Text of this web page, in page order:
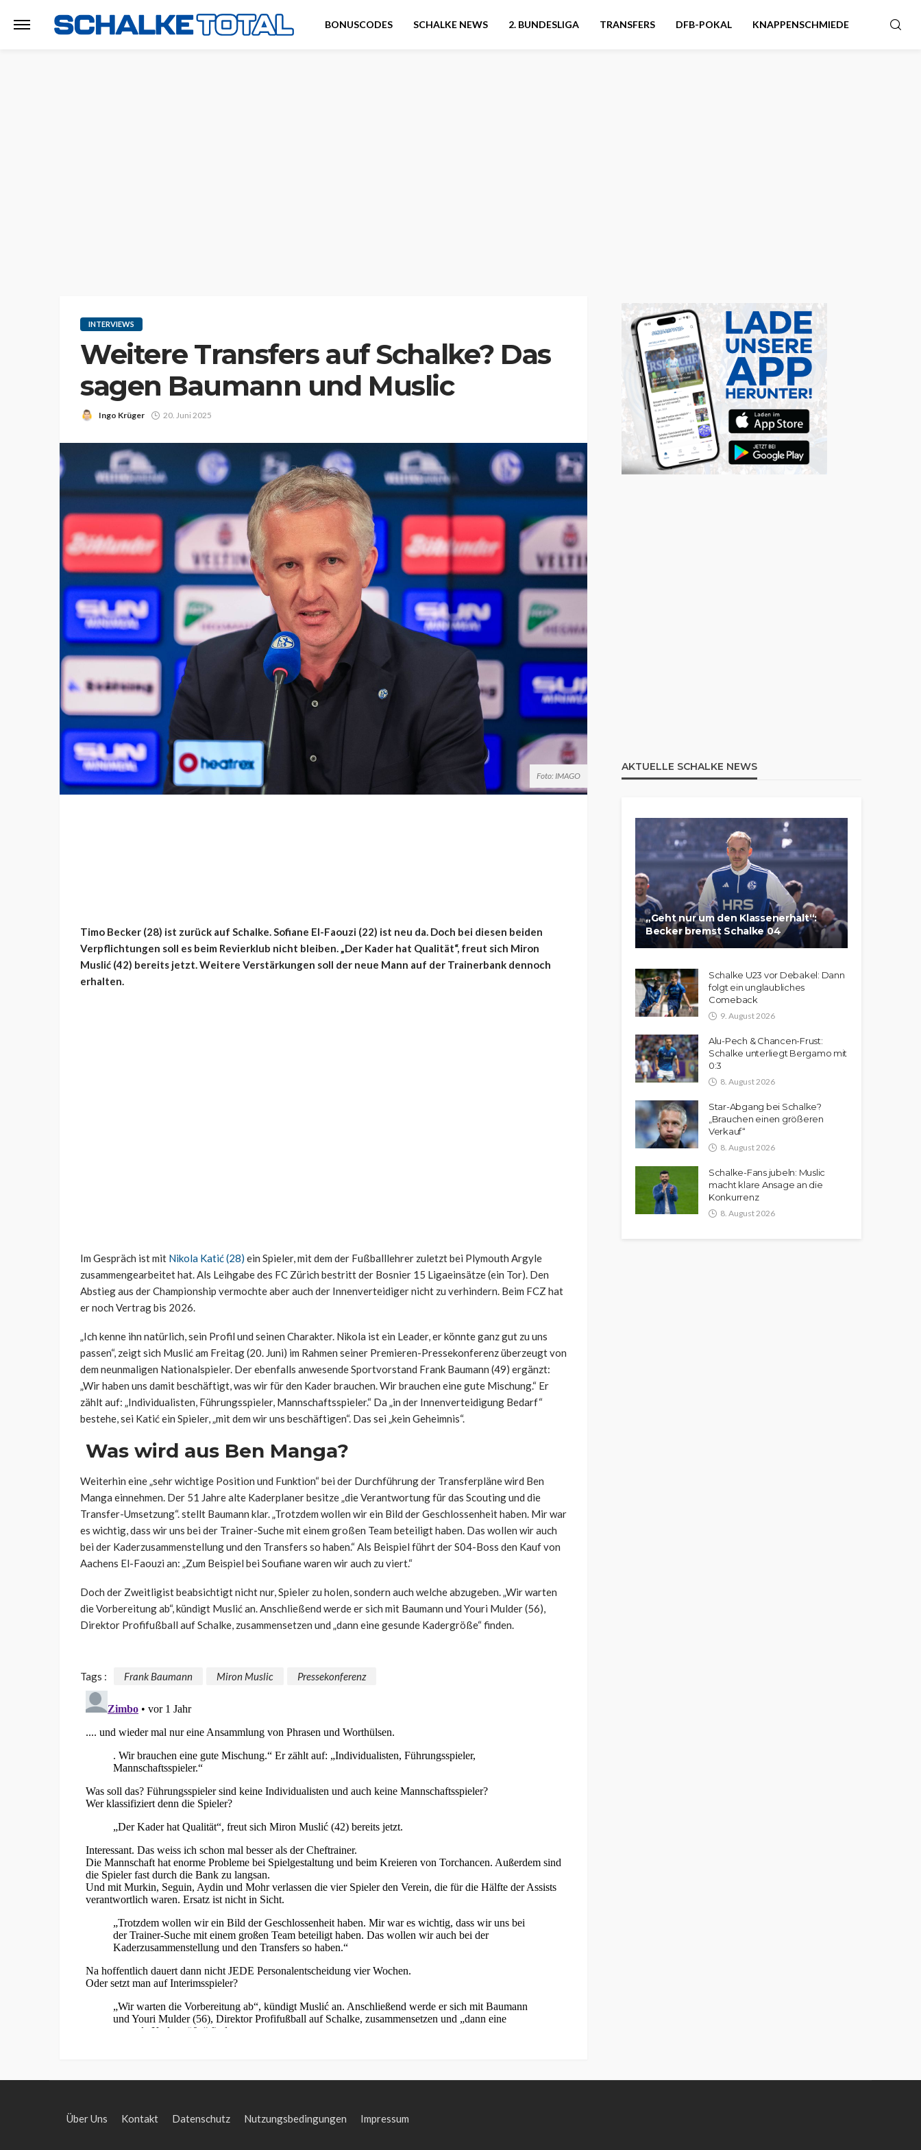
BONUSCODES SCHALKE NEWS 2. BUNDESLIGA TRANSFERS DFB-POKAL KNAPPENSCHMIEDE
INTERVIEWS
Weitere Transfers auf Schalke? Das
sagen Baumann und Muslic
Ingo Krüger 20. Juni 2025
Foto: IMAGO
Timo Becker (28) ist zurück auf Schalke. Sofiane El-Faouzi (22) ist neu da. Doch bei diesen beiden
Verpflichtungen soll es beim Revierklub nicht bleiben. „Der Kader hat Qualität“, freut sich Miron
Muslić (42) bereits jetzt. Weitere Verstärkungen soll der neue Mann auf der Trainerbank dennoch
erhalten.
Im Gespräch ist mit Nikola Katić (28) ein Spieler, mit dem der Fußballlehrer zuletzt bei Plymouth Argyle
zusammengearbeitet hat. Als Leihgabe des FC Zürich bestritt der Bosnier 15 Ligaeinsätze (ein Tor). Den
Abstieg aus der Championship vermochte aber auch der Innenverteidiger nicht zu verhindern. Beim FCZ hat
er noch Vertrag bis 2026.
„Ich kenne ihn natürlich, sein Profil und seinen Charakter. Nikola ist ein Leader, er könnte ganz gut zu uns
passen“, zeigt sich Muslić am Freitag (20. Juni) im Rahmen seiner Premieren-Pressekonferenz überzeugt von
dem neunmaligen Nationalspieler. Der ebenfalls anwesende Sportvorstand Frank Baumann (49) ergänzt:
„Wir haben uns damit beschäftigt, was wir für den Kader brauchen. Wir brauchen eine gute Mischung.“ Er
zählt auf: „Individualisten, Führungsspieler, Mannschaftsspieler.“ Da „in der Innenverteidigung Bedarf“
bestehe, sei Katić ein Spieler, „mit dem wir uns beschäftigen“. Das sei „kein Geheimnis“.
Was wird aus Ben Manga?
Weiterhin eine „sehr wichtige Position und Funktion“ bei der Durchführung der Transferpläne wird Ben
Manga einnehmen. Der 51 Jahre alte Kaderplaner besitze „die Verantwortung für das Scouting und die
Transfer-Umsetzung“. stellt Baumann klar. „Trotzdem wollen wir ein Bild der Geschlossenheit haben. Mir war
es wichtig, dass wir uns bei der Trainer-Suche mit einem großen Team beteiligt haben. Das wollen wir auch
bei der Kaderzusammenstellung und den Transfers so haben.“ Als Beispiel führt der S04-Boss den Kauf von
Aachens El-Faouzi an: „Zum Beispiel bei Soufiane waren wir auch zu viert.“
Doch der Zweitligist beabsichtigt nicht nur, Spieler zu holen, sondern auch welche abzugeben. „Wir warten
die Vorbereitung ab“, kündigt Muslić an. Anschließend werde er sich mit Baumann und Youri Mulder (56),
Direktor Profifußball auf Schalke, zusammensetzen und „dann eine gesunde Kadergröße“ finden.
Tags : Frank Baumann Miron Muslic Pressekonferenz
AKTUELLE SCHALKE NEWS
„Geht nur um den Klassenerhalt“:
Becker bremst Schalke 04
Schalke U23 vor Debakel: Dann
folgt ein unglaubliches
Comeback
9. August 2026
Alu-Pech & Chancen-Frust:
Schalke unterliegt Bergamo mit
0:3
8. August 2026
Star-Abgang bei Schalke?
„Brauchen einen größeren
Verkauf“
8. August 2026
Schalke-Fans jubeln: Muslic
macht klare Ansage an die
Konkurrenz
8. August 2026
Über Uns Kontakt Datenschutz Nutzungsbedingungen Impressum